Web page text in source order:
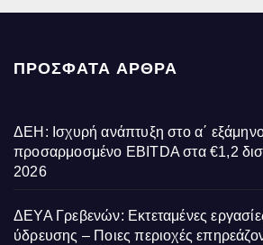
ΠΡΌΣΦΑΤΑ ΆΡΘΡΑ
ΔΕΗ: Ισχυρή ανάπτυξη στο α΄
προσαρμοσμένο EBITDA στα €1,2
2026
ΔΕΥΑ Γρεβενών: Εκτεταμένες
ύδρευσης – Ποιες περιοχές